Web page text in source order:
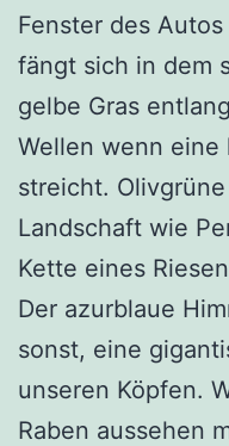
Fenster des
fängt sich in dem
gelbe Gras
Wellen wenn eine
streicht.
Landschaft wie
Kette eines
Der azurblaue
sonst, eine
unseren Köpfen.
Raben aussehen